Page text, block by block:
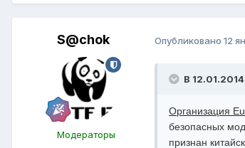
S@chok
Модераторы
Опубликовано 12
В
Организация
безопасных
признан